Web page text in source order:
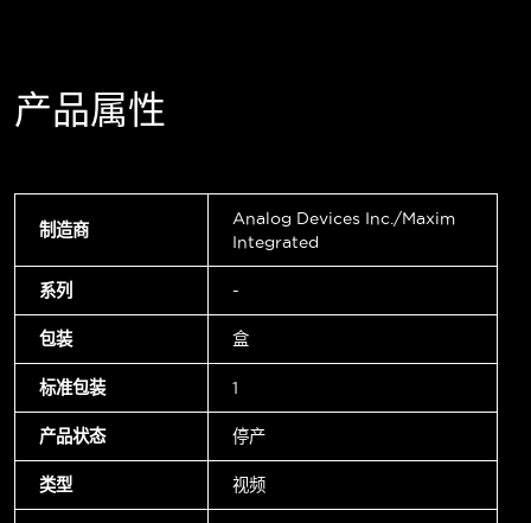
产品属性
制造商
Analog Devices Inc./Maxim
Integrated
系列 -
包装 盒
标准包装 1
产品状态 停产
类型 视频